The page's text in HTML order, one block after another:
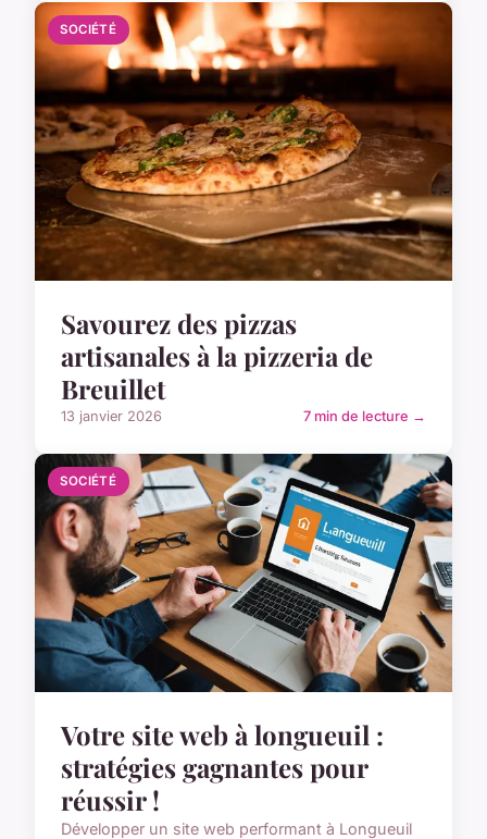
SOCIÉTÉ
Savourez des pizzas
artisanales à la pizzeria de
Breuillet
13 janvier 2026 7 min de lecture →
SOCIÉTÉ
Votre site web à longueuil :
stratégies gagnantes pour
réussir !
Développer un site web performant à Longueuil